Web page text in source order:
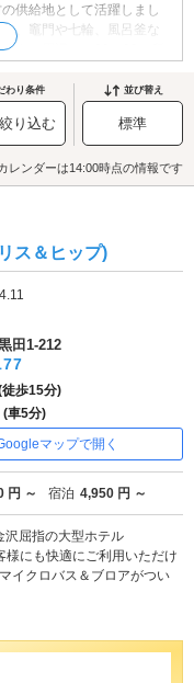
供給地として活躍しまし
、竈門や七輪、風呂釜な
も、周辺には20～30か所
れているため、緑の中を
。恋人と並んで歩きなが
かで心に残る時間になる
「冨樫家御廟谷」もあ
しめます。
テルからもアクセスが便
わり条件
絞り込む
並び替え
標準
レンダーは14:00時点の情報です
ス＆ヒップ)
5つ星のうち4
4.11
田1-212
歩15分)
(車5分)
マップで開く
円 ～ 宿泊 4,950 円 ～
沢屈指の大型ホテル
様にも快適にご利用いただけ
イクロバス＆ブロアがつい